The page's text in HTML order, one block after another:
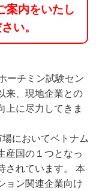
案内をいたし
い。
ーチミン試験セン
来、現地企業との
上に尽力してきま
においてベトナム
産国の１つとなっ
されています。 本
ョン関連企業向け